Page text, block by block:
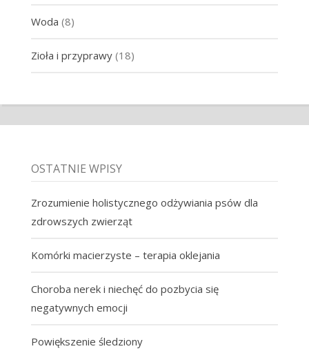
Woda (8)
Zioła i przyprawy(18)
OSTATNIE WPISY
Zrozumienie holistycznego odżywiania psów dla
zdrowszych zwierząt
Komórki macierzyste – terapia oklejania
Choroba nerek i niechęć do pozbycia się
negatywnych emocji
Powiększenie śledziony